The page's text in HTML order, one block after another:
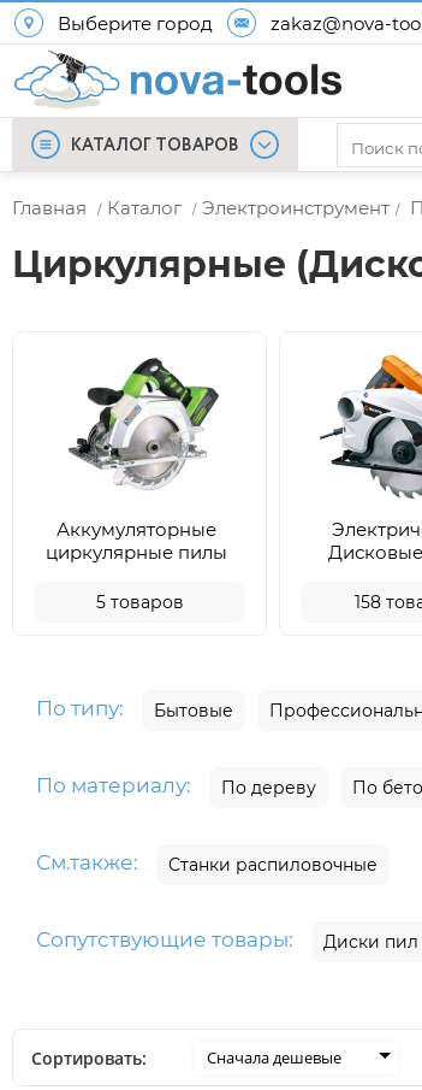
Выберите город zakaz@nova-
КАТАЛОГ ТОВАРОВ
Главная / Каталог / Электроинструмент /
Циркулярные
Аккумуляторные
циркулярные пилы
5 товаров 158
По типу: Бытовые
По материалу: По дереву По
См.также: Станки распиловочные
Сопутствующие товары: Диски пил
Сортировать: Сначала дешевые